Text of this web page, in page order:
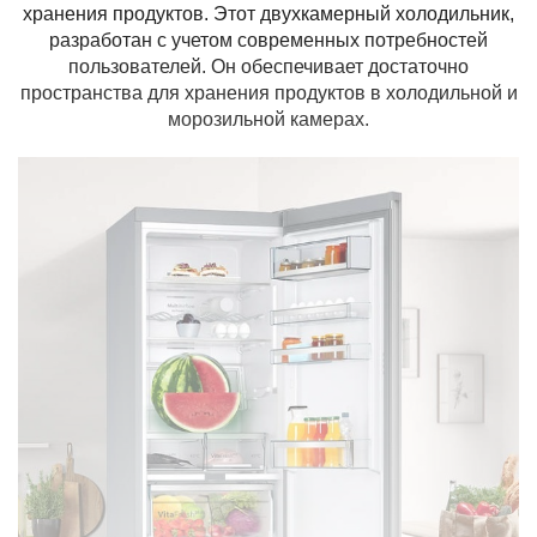
Компрессор
Количество
компрессоров:
1
Тип компрессора: инверторный компрессор
Энергоэффективность
энергопотребления:
E
Энергопотребление: 0,75 кВт/сутки
электронное
Перевешивание двери: есть
Сигнал открытой двери: есть
хранения продуктов. Этот двухкамерный холодильник,
разработан с учетом современных потребностей
пользователей. Он обеспечивает достаточно
пространства для хранения продуктов в холодильной и
морозильной камерах.